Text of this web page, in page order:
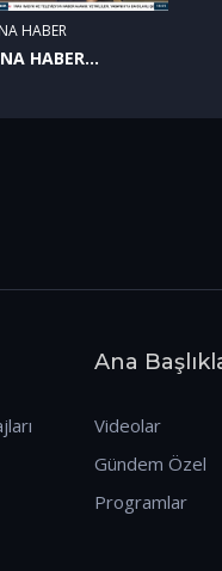
HABER
HABER
Ana
Videolar
Gündem Özel
Programlar